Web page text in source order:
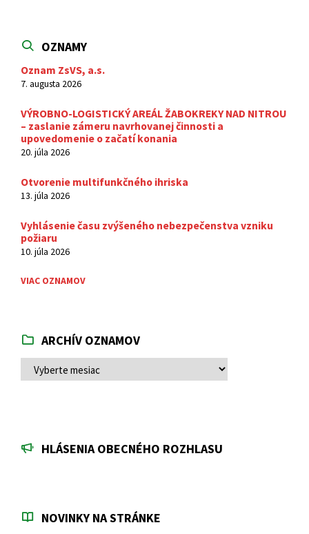
OZNAMY
Oznam ZsVS, a.s.
7. augusta 2026
VÝROBNO-LOGISTICKÝ AREÁL ŽABOKREKY NAD NITROU
– zaslanie zámeru navrhovanej činnosti a
upovedomenie o začatí konania
20. júla 2026
Otvorenie multifunkčného ihriska
13. júla 2026
Vyhlásenie času zvýšeného nebezpečenstva vzniku
požiaru
10. júla 2026
VIAC OZNAMOV
ARCHÍV OZNAMOV
ARCHÍV
OZNAMOV
HLÁSENIA OBECNÉHO ROZHLASU
NOVINKY NA STRÁNKE